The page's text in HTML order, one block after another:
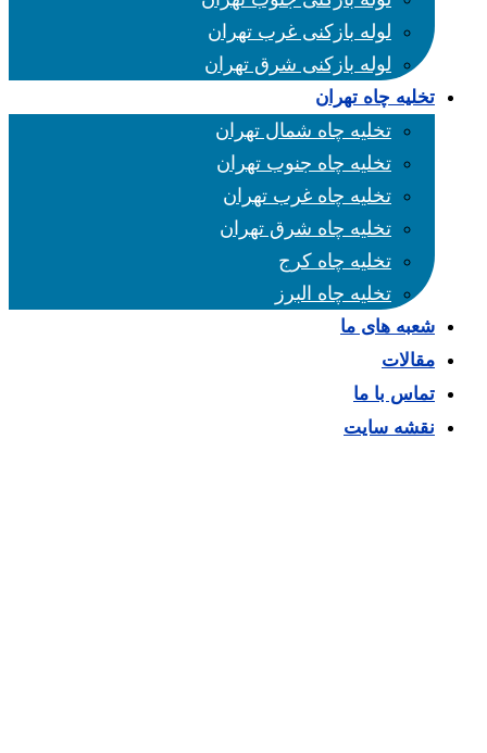
لوله بازکنی غرب تهران
لوله بازکنی شرق تهران
تخلیه چاه تهران
تخلیه چاه شمال تهران
تخلیه چاه جنوب تهران
تخلیه چاه غرب تهران
تخلیه چاه شرق تهران
تخلیه چاه کرج
تخلیه چاه البرز
شعبه های ما
مقالات
تماس با ما
نقشه سایت